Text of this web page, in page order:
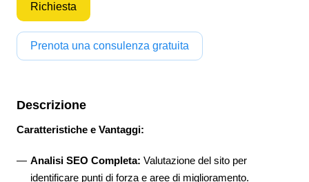
Richiesta
Prenota una consulenza gratuita
Descrizione
Caratteristiche e Vantaggi:
Analisi SEO Completa: Valutazione del sito per
identificare punti di forza e aree di miglioramento.